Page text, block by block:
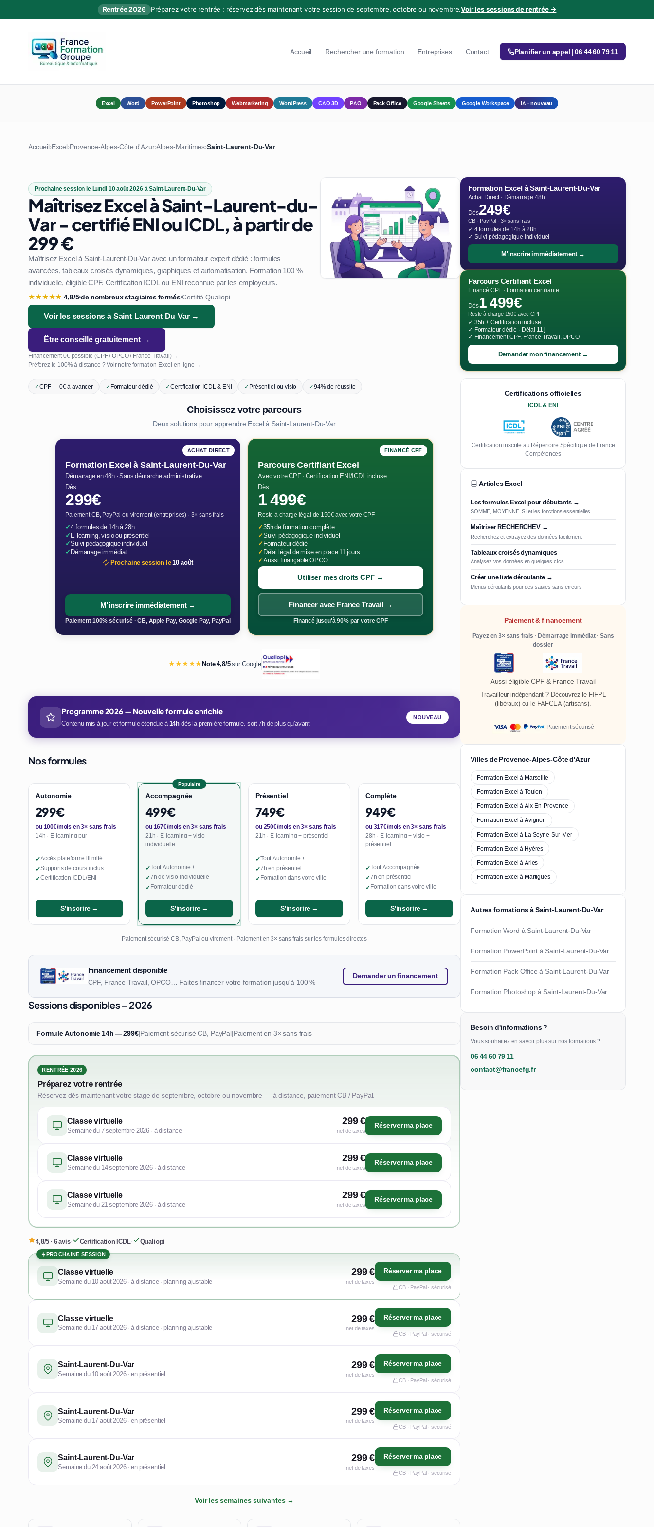
Rentrée 2026 Préparez votre rentrée : réservez dès maintenant votre session de septembre, octobre ou novembre.Voir les sessions de rentrée →
Accueil Rechercher une formation Entreprises Contact Planifier un appel | 06 44 60 79 11
Excel Word PowerPoint Photoshop Webmarketing WordPress CAO 3D PAO Pack Office Google Sheets Google Workspace IA · nouveau
Accueil›Excel›Provence-Alpes-Côte d'Azur›Alpes-Maritimes›Saint-Laurent-Du-Var
Prochaine session le Lundi 10 août 2026 à Saint-Laurent-Du-Var
Maîtrisez Excel à Saint-Laurent-du-
Var - certifié ENI ou ICDL, à partir de
299 €
Maîtrisez Excel à Saint-Laurent-Du-Var avec un formateur expert dédié : formules
avancées, tableaux croisés dynamiques, graphiques et automatisation. Formation 100 %
individuelle, éligible CPF. Certification ICDL ou ENI reconnue par les employeurs.
★★★★★ 4,8/5•de nombreux stagiaires formés•Certifié Qualiopi
Voir les sessions à Saint-Laurent-Du-Var →
Être conseillé gratuitement →
Financement 0€ possible (CPF / OPCO / France Travail) →
Préférez le 100% à distance ? Voir notre formation Excel en ligne →
✓CPF — 0€ à avancer ✓Formateur dédié ✓Certification ICDL & ENI ✓Présentiel ou visio ✓94% de réussite
Choisissez votre parcours
Deux solutions pour apprendre Excel à Saint-Laurent-Du-Var
ACHAT DIRECT
Formation Excel à Saint-Laurent-Du-Var
Démarrage en 48h · Sans démarche administrative
Dès
299€
Paiement CB, PayPal ou virement (entreprises) · 3× sans frais
✓4 formules de 14h à 28h
✓E-learning, visio ou présentiel
✓Suivi pédagogique individuel
✓Démarrage immédiat
Prochaine session le10 août
M'inscrire immédiatement →
Paiement 100% sécurisé · CB, Apple Pay, Google Pay, PayPal
FINANCÉ CPF
Parcours Certifiant Excel
Avec votre CPF · Certification ENI/ICDL incluse
Dès
1 499€
Reste à charge légal de 150€ avec votre CPF
✓35h de formation complète
✓Suivi pédagogique individuel
✓Formateur dédié
✓Délai légal de mise en place 11 jours
✓Aussi finançable OPCO
Utiliser mes droits CPF →
Financer avec France Travail →
Financé jusqu'à 90% par votre CPF
★★★★★Note 4,8/5sur Google
Programme 2026 — Nouvelle formule enrichie
Contenu mis à jour et formule étendue à14hdès la première formule, soit 7h de plus qu'avant
NOUVEAU
Nos formules
Autonomie
299€
ou 100€/mois en 3× sans frais
14h · E-learning pur
✓Accès plateforme illimité
✓Supports de cours inclus
✓Certification ICDL/ENI
S'inscrire →
Populaire
Accompagnée
499€
ou 167€/mois en 3× sans frais
21h · E-learning + visio
individuelle
✓Tout Autonomie +
✓7h de visio individuelle
✓Formateur dédié
S'inscrire →
Présentiel
749€
ou 250€/mois en 3× sans frais
21h · E-learning + présentiel
✓Tout Autonomie +
✓7h en présentiel
✓Formation dans votre ville
S'inscrire →
Complète
949€
ou 317€/mois en 3× sans frais
28h · E-learning + visio +
présentiel
✓Tout Accompagnée +
✓7h en présentiel
✓Formation dans votre ville
S'inscrire →
Paiement sécurisé CB, PayPal ou virement · Paiement en 3× sans frais sur les formules directes
Financement disponible
CPF, France Travail, OPCO… Faites financer votre formation jusqu'à 100 %
Demander un financement
Sessions disponibles – 2026
Formule Autonomie 14h — 299€|Paiement sécurisé CB, PayPal|Paiement en 3× sans frais
RENTRÉE 2026
Préparez votre rentrée
Réservez dès maintenant votre stage de septembre, octobre ou novembre — à distance, paiement CB / PayPal.
Classe virtuelle
Semaine du 7 septembre 2026 · à distance
299 €
net de taxes
Réserver ma place
Classe virtuelle
Semaine du 14 septembre 2026 · à distance
299 €
net de taxes
Réserver ma place
Classe virtuelle
Semaine du 21 septembre 2026 · à distance
299 €
net de taxes
Réserver ma place
4,8/5 · 6 avis· Certification ICDL· Qualiopi
PROCHAINE SESSION
Classe virtuelle
Semaine du 10 août 2026 · à distance · planning ajustable
299 €
net de taxes
Réserver ma place
CB · PayPal · sécurisé
Classe virtuelle
Semaine du 17 août 2026 · à distance · planning ajustable
299 €
net de taxes
Réserver ma place
CB · PayPal · sécurisé
Saint-Laurent-Du-Var
Semaine du 10 août 2026 · en présentiel
299 €
net de taxes
Réserver ma place
CB · PayPal · sécurisé
Saint-Laurent-Du-Var
Semaine du 17 août 2026 · en présentiel
299 €
net de taxes
Réserver ma place
CB · PayPal · sécurisé
Saint-Laurent-Du-Var
Semaine du 24 août 2026 · en présentiel
299 €
net de taxes
Réserver ma place
CB · PayPal · sécurisé
Voir les semaines suivantes →
Formation Excel à Saint-Laurent-Du-Var
Achat Direct · Démarrage 48h
Dès249€
CB · PayPal · 3× sans frais
✓ 4 formules de 14h à 28h
✓ Suivi pédagogique individuel
M'inscrire immédiatement →
Parcours Certifiant Excel
Financé CPF · Formation certifiante
Dès1 499€
Reste à charge 150€ avec CPF
✓ 35h + Certification incluse
✓ Formateur dédié · Délai 11 j
✓ Financement CPF, France Travail, OPCO
Demander mon financement →
Certifications officielles
ICDL & ENI
Certification inscrite au Répertoire Spécifique de France
Compétences
Articles Excel
Les formules Excel pour débutants →
SOMME, MOYENNE, SI et les fonctions essentielles
Maîtriser RECHERCHEV →
Recherchez et extrayez des données facilement
Tableaux croisés dynamiques →
Analysez vos données en quelques clics
Créer une liste déroulante →
Menus déroulants pour des saisies sans erreurs
Paiement & financement
Payez en 3× sans frais · Démarrage immédiat · Sans
dossier
Aussi éligible CPF & France Travail
Travailleur indépendant ? Découvrez le FIFPL
(libéraux) ou le FAFCEA (artisans).
Paiement sécurisé
Villes de Provence-Alpes-Côte d'Azur
Formation Excel à Marseille
Formation Excel à Toulon
Formation Excel à Aix-En-Provence
Formation Excel à Avignon
Formation Excel à La Seyne-Sur-Mer
Formation Excel à Hyères
Formation Excel à Arles
Formation Excel à Martigues
Autres formations à Saint-Laurent-Du-Var
Formation Word à Saint-Laurent-Du-Var
Formation PowerPoint à Saint-Laurent-Du-Var
Formation Pack Office à Saint-Laurent-Du-Var
Formation Photoshop à Saint-Laurent-Du-Var
Besoin d'informations ?
Vous souhaitez en savoir plus sur nos formations ?
06 44 60 79 11
contact@francefg.fr